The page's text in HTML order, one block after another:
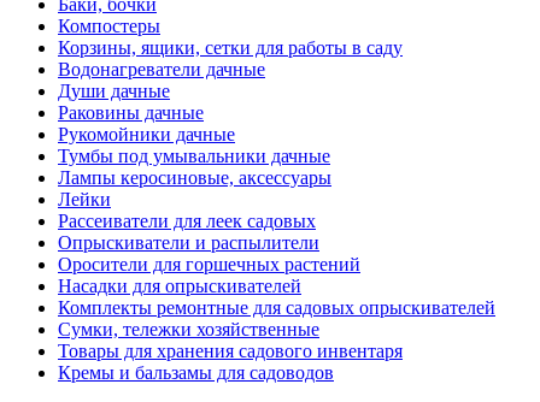
Баки, бочки
Компостеры
Корзины, ящики, сетки для работы в саду
Водонагреватели дачные
Души дачные
Раковины дачные
Рукомойники дачные
Тумбы под умывальники дачные
Лампы керосиновые, аксессуары
Лейки
Рассеиватели для леек садовых
Опрыскиватели и распылители
Оросители для горшечных растений
Насадки для опрыскивателей
Комплекты ремонтные для садовых опрыскивателей
Сумки, тележки хозяйственные
Товары для хранения садового инвентаря
Кремы и бальзамы для садоводов